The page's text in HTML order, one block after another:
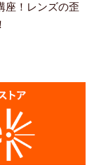
座！レンズの歪